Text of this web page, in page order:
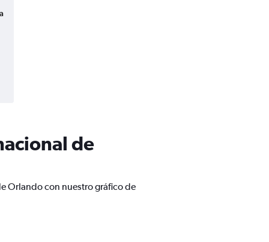
de
Orlando con nuestro gráfico de